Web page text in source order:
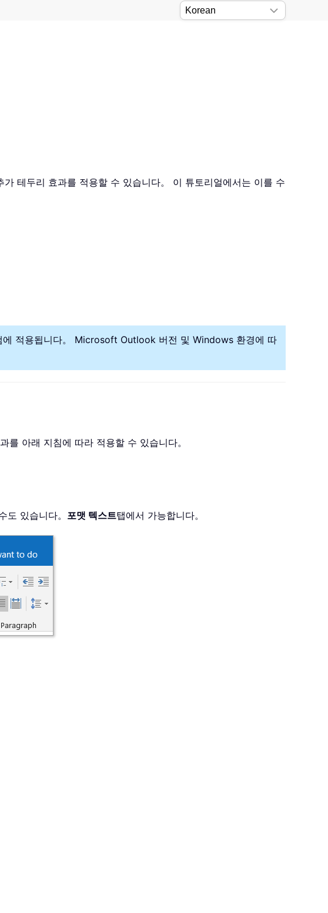
테두리 효과를 적용할 수 있습니다。 이 튜토리얼에서는 이를 수
적용됩니다。 Microsoft Outlook 버전 및 Windows 환경에 따
아래 지침에 따라 적용할 수 있습니다。
있습니다。 포맷 텍스트탭에서 가능합니다。